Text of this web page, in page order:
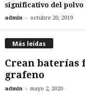
significativo del
admin - octubre 20, 2019
Más leídas
Crean baterías
grafeno
admin - mayo 2, 2020